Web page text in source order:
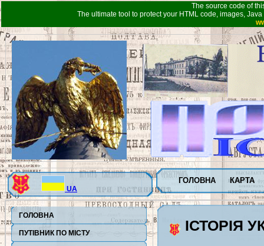
The source code of
The ultimate tool to protect your HTML code, images,
ГОЛОВНА КАРТА
UA
ГОЛОВНА
ПУТІВНИК ПО МІСТУ ІСТОРІЯ